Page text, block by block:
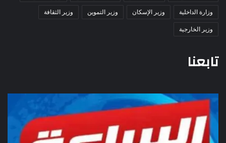
وزارة الداخلية
وزير الإسكان وزير التموين
وزير الثقافة
وزير الخارجية
تابعنا